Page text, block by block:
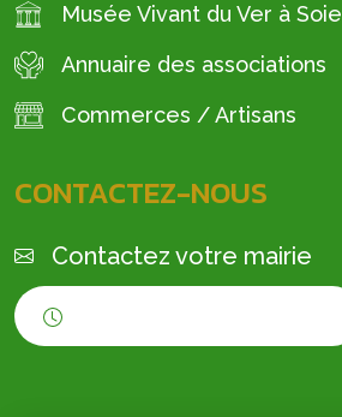
Musée Vivant du Ver à Soie
Annuaire des associations
Commerces / Artisans
CONTACTEZ-NOUS
Contactez votre mairie